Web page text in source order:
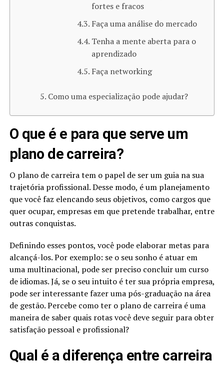
fortes e fracos
Faça uma análise do mercado
Tenha a mente aberta para o
aprendizado
Faça networking
Como uma especialização pode ajudar?
O que é e para que serve um
plano de carreira?
O plano de carreira tem o papel de ser um guia na sua
trajetória profissional. Desse modo, é um planejamento
que você faz elencando seus objetivos, como cargos que
quer ocupar, empresas em que pretende trabalhar, entre
outras conquistas.
Definindo esses pontos, você pode elaborar metas para
alcançá-los. Por exemplo: se o seu sonho é atuar em
uma multinacional, pode ser preciso concluir um curso
de idiomas. Já, se o seu intuito é ter sua própria empresa,
pode ser interessante fazer uma pós-graduação na área
de gestão. Percebe como ter o plano de carreira é uma
maneira de saber quais rotas você deve seguir para obter
satisfação pessoal e profissional?
Qual é a diferença entre carreira